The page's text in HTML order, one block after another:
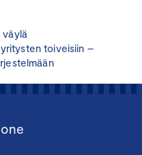
väylä
toiveisiin –